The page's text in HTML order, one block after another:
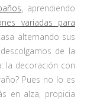
, aprendiendo
variadas para
alternando sus
de la
la decoración con
Pues no lo es
en alza, propicia